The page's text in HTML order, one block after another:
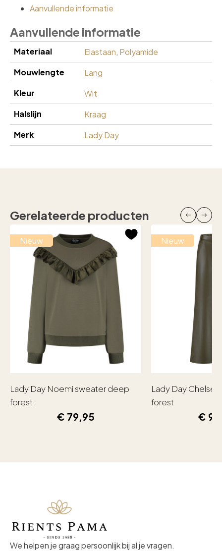
Aanvullende informatie
Aanvullende informatie
Materiaal Elastaan, Polyamide
Mouwlengte
Lang
Kleur
Wit
Halslijn
Kraag
Merk
Lady Day
Gerelateerde producten
Nieuw
Lady Day Noemi sweater deep
forest
€ 79,95
Nieuw
Lady Day
forest
€
We helpen je graag persoonlijk bij al je vragen.